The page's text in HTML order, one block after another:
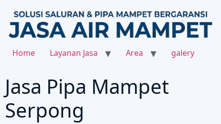
Home Layanan Jasa Area galery
Jasa Pipa Mampet
Serpong